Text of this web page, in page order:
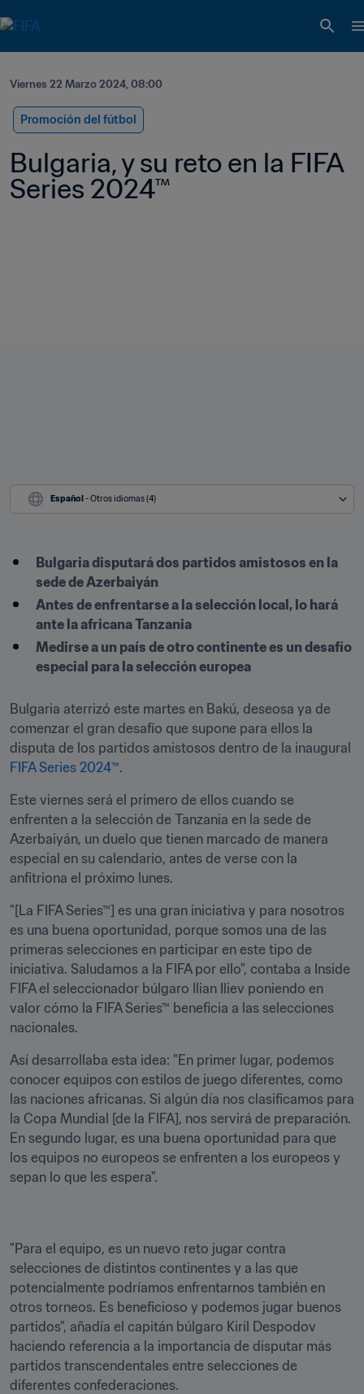
Viernes 22 Marzo 2024, 08:00
Promoción del fútbol
Bulgaria, y su reto en la FIFA
Series 2024™
Español - Otros idiomas (4)
Bulgaria disputará dos partidos amistosos en la
sede de Azerbaiyán
Antes de enfrentarse a la selección local, lo hará
ante la africana Tanzania
Medirse a un país de otro continente es un desafío
especial para la selección europea
Bulgaria aterrizó este martes en Bakú, deseosa ya de
comenzar el gran desafío que supone para ellos la
FIFA Series 2024™.
Este viernes será el primero de ellos cuando se
enfrenten a la selección de Tanzania en la sede de
Azerbaiyán, un duelo que tienen marcado de manera
especial en su calendario, antes de verse con la
anfitriona el próximo lunes.
"[La FIFA Series™] es una gran iniciativa y para nosotros
es una buena oportunidad, porque somos una de las
primeras selecciones en participar en este tipo de
iniciativa. Saludamos a la FIFA por ello", contaba a Inside
FIFA el seleccionador búlgaro Ilian Iliev poniendo en
valor cómo la FIFA Series™ beneficia a las selecciones
nacionales.
Así desarrollaba esta idea: "En primer lugar, podemos
conocer equipos con estilos de juego diferentes, como
las naciones africanas. Si algún día nos clasificamos para
la Copa Mundial [de la FIFA], nos servirá de preparación.
En segundo lugar, es una buena oportunidad para que
los equipos no europeos se enfrenten a los europeos y
sepan lo que les espera".
"Para el equipo, es un nuevo reto jugar contra
selecciones de distintos continentes y a las que
potencialmente podríamos enfrentarnos también en
otros torneos. Es beneficioso y podemos jugar buenos
partidos", añadía el capitán búlgaro Kiril Despodov
haciendo referencia a la importancia de disputar más
partidos transcendentales entre selecciones de
diferentes confederaciones.